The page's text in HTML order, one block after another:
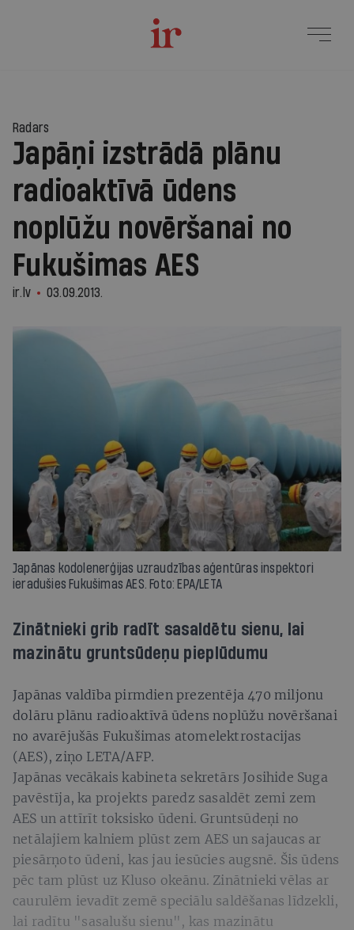
Radars
Japāņi izstrādā plānu
radioaktīvā ūdens
noplūžu novēršanai no
Fukušimas AES
ir.lv 03.09.2013.
Japānas kodolenerģijas uzraudzības aģentūras inspektori
ieradušies Fukušimas AES. Foto: EPA/LETA
Zinātnieki grib radīt sasaldētu sienu, lai
mazinātu gruntsūdeņu pieplūdumu
Japānas valdība pirmdien prezentēja 470 miljonu
dolāru plānu radioaktīvā ūdens noplūžu novēršanai
no avarējušās Fukušimas atomelektrostacijas
(AES), ziņo LETA/AFP.
Japānas vecākais kabineta sekretārs Josihide Suga
pavēstīja, ka projekts paredz sasaldēt zemi zem
AES un attīrīt toksisko ūdeni. Gruntsūdeņi no
netālajiem kalniem plūst zem AES un sajaucas ar
piesārņoto ūdeni, kas jau iesūcies augsnē. Šis ūdens
pēc tam plūst uz Kluso okeānu. Zinātnieki vēlas ar
caurulēm ievadīt zemē speciālu saldēšanas līdzekli,
lai radītu "sasalušu sienu", kas mazinātu